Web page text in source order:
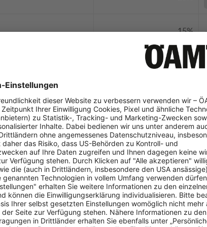
15%
40%
20%
30%
40%
20%